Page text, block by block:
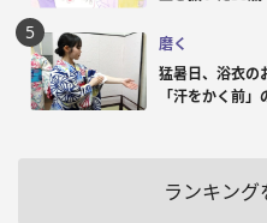
磨く
猛暑日、浴衣
「汗をかく前
ランキング